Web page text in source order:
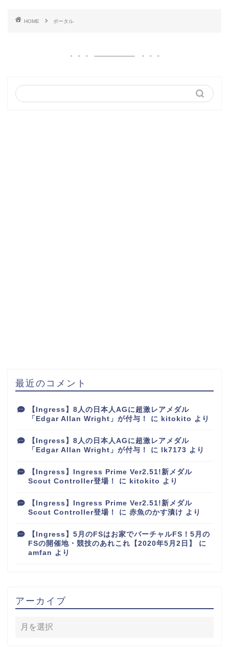
HOME ポータル
最近のコメント
【Ingress】8人の日本人AGに超激レアメダル
「Edgar Allan Wright」が付与！
に kitokito より
【Ingress】8人の日本人AGに超激レアメダル
「Edgar Allan Wright」が付与！
に lk7173 より
【Ingress】Ingress Prime Ver2.51!新メダル
Scout Controller登場！
に kitokito より
【Ingress】Ingress Prime Ver2.51!新メダル
Scout Controller登場！
に 赤魚のかす漬け より
【Ingress】5月のFSはお家でバーチャルFS！5月の
FSの開催地・競技のあれこれ【2020年5月2日】
に
amfan より
アーカイブ